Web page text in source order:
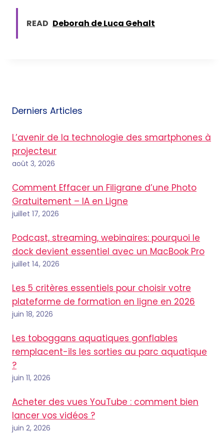
READ Deborah de Luca Gehalt
Derniers Articles
L’avenir de la technologie des smartphones à
projecteur
août 3, 2026
Comment Effacer un Filigrane d’une Photo
Gratuitement – IA en Ligne
juillet 17, 2026
Podcast, streaming, webinaires: pourquoi le
dock devient essentiel avec un MacBook Pro
juillet 14, 2026
Les 5 critères essentiels pour choisir votre
plateforme de formation en ligne en 2026
juin 18, 2026
Les toboggans aquatiques gonflables
remplacent-ils les sorties au parc aquatique
?
juin 11, 2026
Acheter des vues YouTube : comment bien
lancer vos vidéos ?
juin 2, 2026